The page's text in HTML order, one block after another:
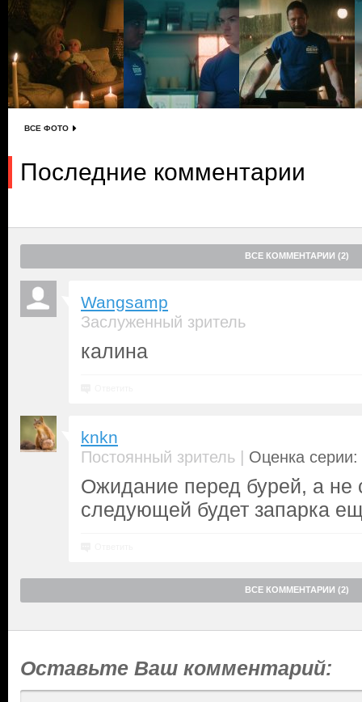
ВСЕ ФОТО
Последние комментарии
ВСЕ КОММЕНТАРИИ (2)
Wangsamp
Заслуженный зритель
калина
knkn
Постоянный зритель | Оценка серии:
Ожидание перед бурей, а не
следующей будет запарка
ВСЕ КОММЕНТАРИИ (2)
Оставьте Ваш комментарий: